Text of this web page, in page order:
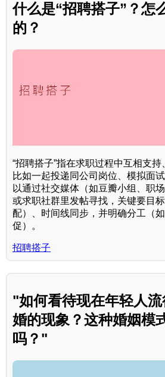
什么是“招聘搭子”？怎
的？
“招聘搭子”指在求职过程中互相支持
比如一起投递同公司岗位、模拟面
以通过社交媒体（如豆瓣小组、职
或求职社群里发帖寻找，关键要目
配）、时间线同步，并明确分工（
促）。
招聘搭子
"如何看待现在年轻人
婚的现象？这种婚姻模
吗？"